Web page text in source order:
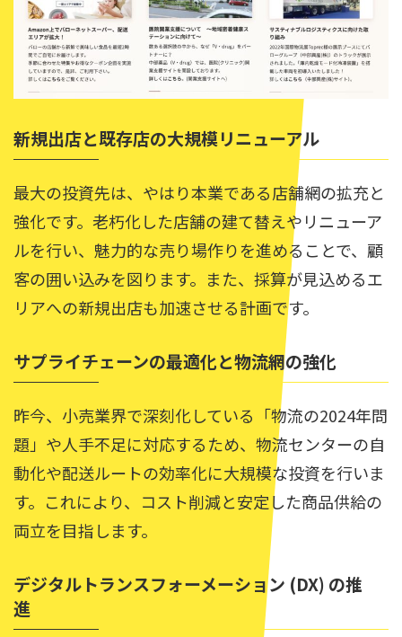
新規出店と既存店の大規模リニューアル
最大の投資先は、やはり本業である店舗網の拡充と
強化です。老朽化した店舗の建て替えやリニューア
ルを行い、魅力的な売り場作りを進めることで、顧
客の囲い込みを図ります。また、採算が見込めるエ
リアへの新規出店も加速させる計画です。
サプライチェーンの最適化と物流網の強化
昨今、小売業界で深刻化している「物流の2024年問
題」や人手不足に対応するため、物流センターの自
動化や配送ルートの効率化に大規模な投資を行いま
す。これにより、コスト削減と安定した商品供給の
両立を目指します。
デジタルトランスフォーメーション (DX) の推
進